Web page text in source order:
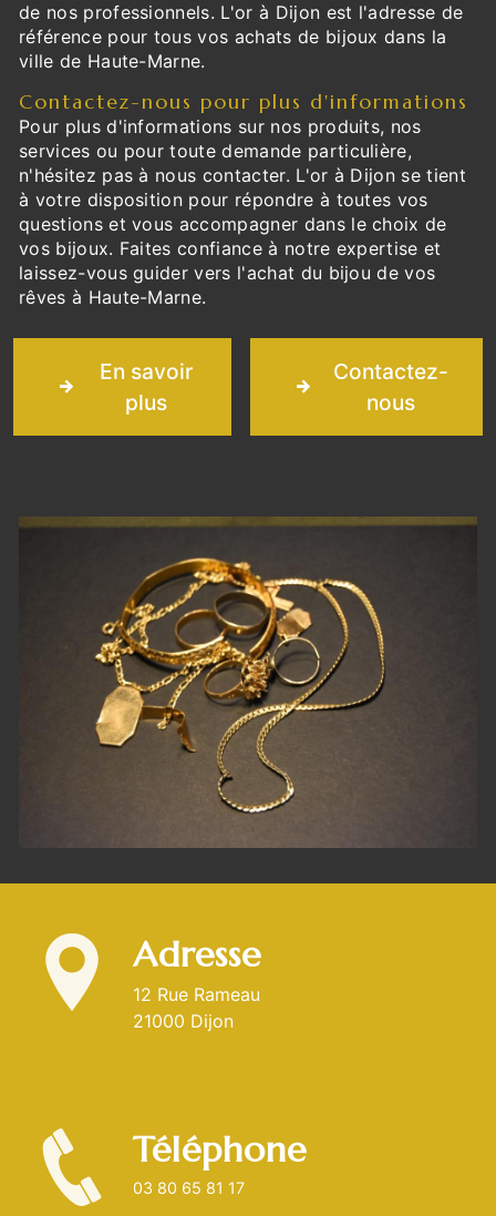
de nos professionnels. L'or à Dijon est l'adresse de
référence pour tous vos achats de bijoux dans la
ville de Haute-Marne.
Contactez-nous pour plus d'informations
Pour plus d'informations sur nos produits, nos
services ou pour toute demande particulière,
n'hésitez pas à nous contacter. L'or à Dijon se tient
à votre disposition pour répondre à toutes vos
questions et vous accompagner dans le choix de
vos bijoux. Faites confiance à notre expertise et
laissez-vous guider vers l'achat du bijou de vos
rêves à Haute-Marne.
En savoir
plus
Contactez-
nous
Adresse
12 Rue Rameau
21000 Dijon
Téléphone
03 80 65 81 17